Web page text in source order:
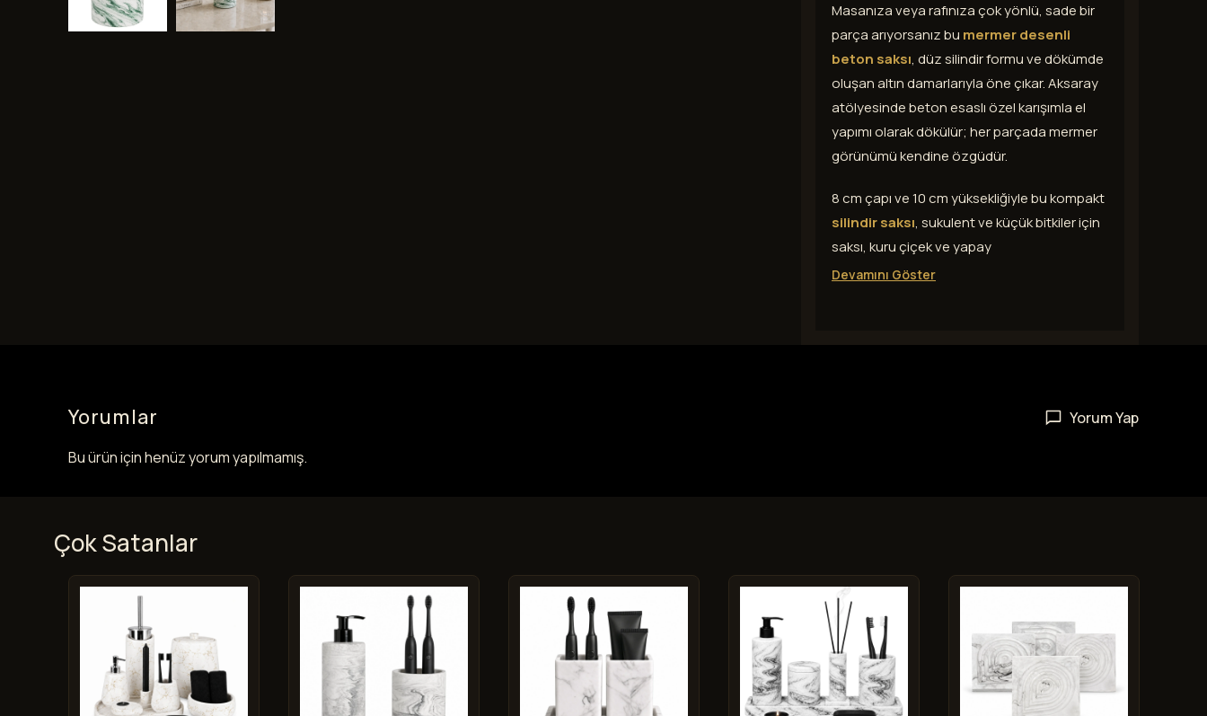
Masanıza veya rafınıza çok yönlü, sade bir
parça arıyorsanız bu mermer desenli
beton saksı, düz silindir formu ve dökümde
oluşan altın damarlarıyla öne çıkar. Aksaray
atölyesinde beton esaslı özel karışımla el
yapımı olarak dökülür; her parçada mermer
görünümü kendine özgüdür.
8 cm çapı ve 10 cm yüksekliğiyle bu kompakt
silindir saksı, sukulent ve küçük bitkiler için
saksı, kuru çiçek ve yapay
Devamını Göster
Yorumlar Yorum Yap
Bu ürün için henüz yorum yapılmamış.
Çok Satanlar